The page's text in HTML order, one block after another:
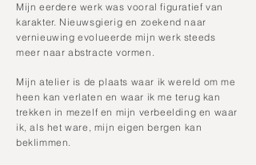
Mijn eerdere werk was vooral figuratief van
karakter. Nieuwsgierig en zoekend naar
vernieuwing evolueerde mijn werk steeds
meer naar abstracte vormen.
Mijn atelier is de plaats waar ik wereld om me
heen kan verlaten en waar ik me terug kan
trekken in mezelf en mijn verbeelding en waar
ik, als het ware, mijn eigen bergen kan
beklimmen.